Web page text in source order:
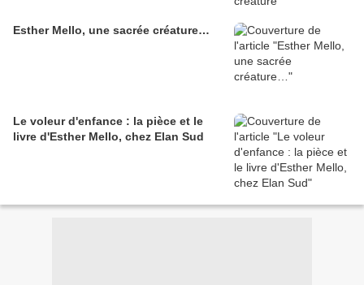
Esther Mello, une sacrée créature…
Le voleur d'enfance : la pièce et le
livre d'Esther Mello, chez Elan Sud